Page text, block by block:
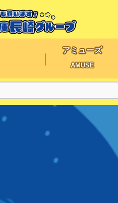
アミューズ
AMUSE